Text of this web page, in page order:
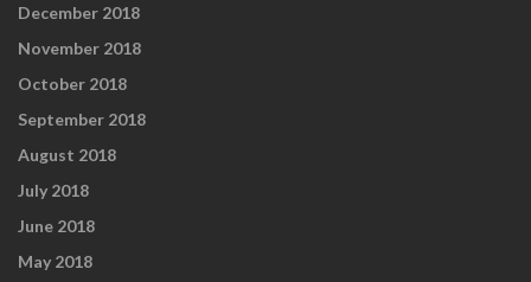
December 2018
November 2018
October 2018
September 2018
August 2018
July 2018
June 2018
May 2018